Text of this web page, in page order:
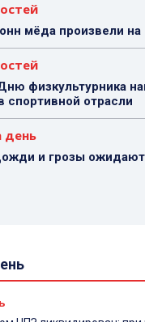
мёда произвели на
физкультурника
спортивной отрасли
день
и грозы